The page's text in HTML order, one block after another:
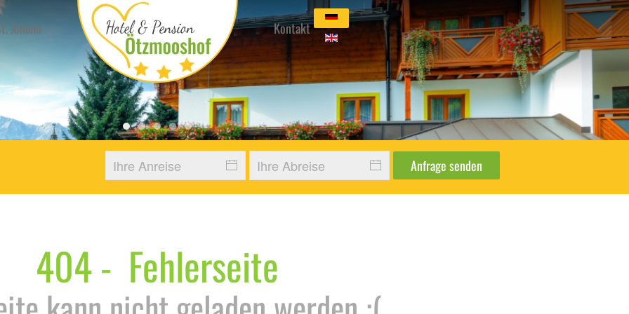
Johann Kontakt
Hotelurlaub Pongau Winter
Hotel Urlaub Stjohann Ferienwohnung Berglilie
Hotel Urlaub Zimmer 2
Urlaub Stjohann Pongau Salzburg Familie Sonnenrast
Urlaub Stjohann Pongau Salzburg Familie Alpendorf
Anfrage senden
404 - Fehlerseite